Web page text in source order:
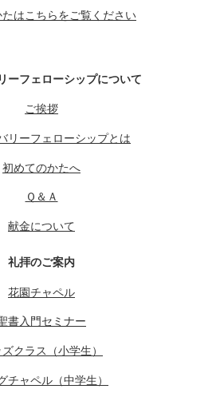
はこちらをご覧ください
ーフェローシップについて
ご挨拶
リーフェローシップとは
初めてのかたへ
Ｑ＆Ａ
献金について
礼拝のご案内
花園チャペル
書入門セミナー
クラス（小学生）
チャペル（中学生）